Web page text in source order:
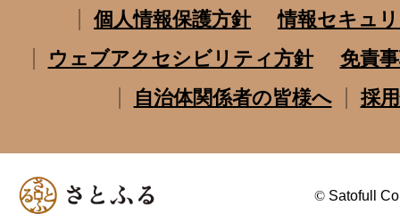
個人情報保護方針
情報セキュ
ウェブアクセシビリティ方針
免責
自治体関係者の皆様へ
採
© Satofull